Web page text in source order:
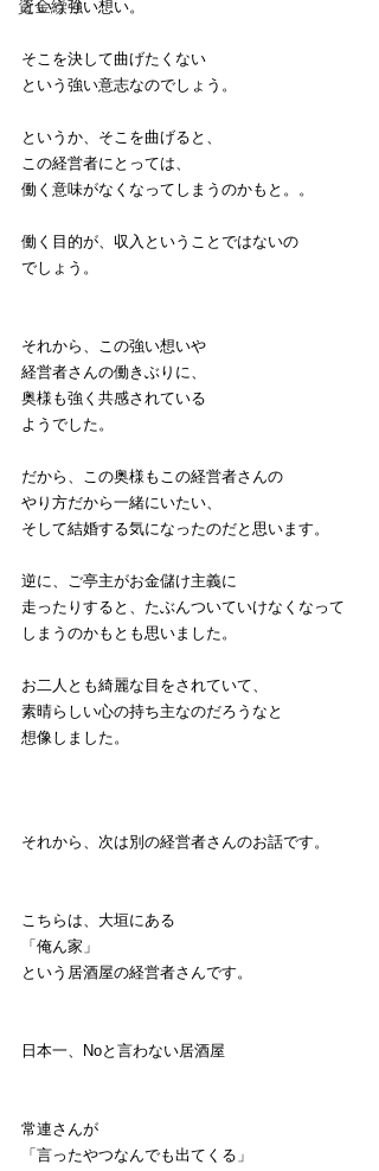
資金繰り
という強い想い。
そこを決して曲げたくない
という強い意志なのでしょう。
というか、そこを曲げると、
この経営者にとっては、
働く意味がなくなってしまうのかもと。。
働く目的が、収入ということではないの
でしょう。
それから、この強い想いや
経営者さんの働きぶりに、
奥様も強く共感されている
ようでした。
だから、この奥様もこの経営者さんの
やり方だから一緒にいたい、
そして結婚する気になったのだと思います。
逆に、ご亭主がお金儲け主義に
走ったりすると、たぶんついていけなくなって
しまうのかもとも思いました。
お二人とも綺麗な目をされていて、
素晴らしい心の持ち主なのだろうなと
想像しました。
それから、次は別の経営者さんのお話です。
こちらは、大垣にある
「俺ん家」
という居酒屋の経営者さんです。
日本一、Noと言わない居酒屋
常連さんが
「言ったやつなんでも出てくる」